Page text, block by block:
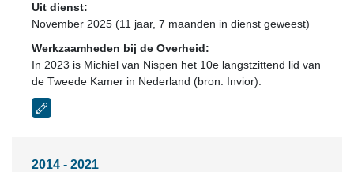
Uit dienst:
November 2025 (11 jaar, 7 maanden in dienst geweest)
Werkzaamheden bij de Overheid:
In 2023 is Michiel van Nispen het 10e langstzittend lid van
de Tweede Kamer in Nederland (bron: Invior).
2014 - 2021